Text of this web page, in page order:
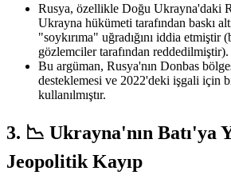
Rusya, özellikle Doğu Ukrayna'daki
Ukrayna hükümeti tarafından baskı
"soykırıma" uğradığını iddia etmiştir
gözlemciler tarafından reddedilmiştir).
Bu argüman, Rusya'nın Donbas
desteklemesi ve 2022'deki işgali için
kullanılmıştır.
3. 📉 Ukrayna'nın Batı'ya
Jeopolitik Kayıp